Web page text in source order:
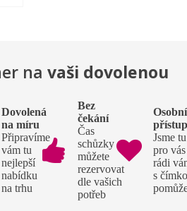
na vaši dovolenou
Dovolená
na míru
Připravíme
vám tu
nejlepší
nabídku
na trhu
Bez
čekání
Čas
schůzky si
můžete
rezervovat
dle vašich
potřeb
Osobní
Jsme tu
pro
rádi
s